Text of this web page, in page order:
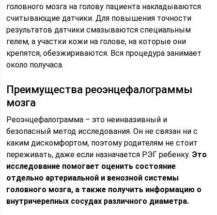
головного мозга на голову пациента накладываются
считывающие датчики. Для повышения точности
результатов датчики смазываются специальным
гелем, а участки кожи на голове, на которые они
крепятся, обезжириваются. Вся процедура занимает
около получаса.
Преимущества реоэнцефалограммы
мозга
Реоэнцефалограмма – это неинвазивный и
безопасный метод исследования. Он не связан ни с
каким дискомфортом, поэтому родителям не стоит
переживать, даже если назначается РЭГ ребенку. Это
исследование помогает оценить состояние
отдельно артериальной и венозной системы
головного мозга, а также получить информацию о
внутричерепных сосудах различного диаметра.